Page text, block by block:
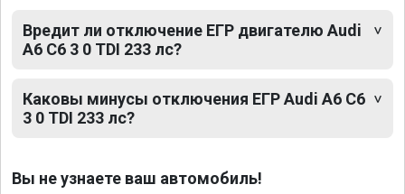
Вредит ли отключение ЕГР двигателю Audi
A6 C6 3 0 TDI 233 лс?
Каковы минусы отключения ЕГР Audi A6 C6
3 0 TDI 233 лс?
Вы не узнаете ваш автомобиль!